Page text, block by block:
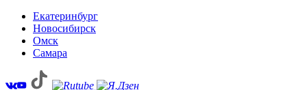
Екатеринбург
Новосибирск
Омск
Самара